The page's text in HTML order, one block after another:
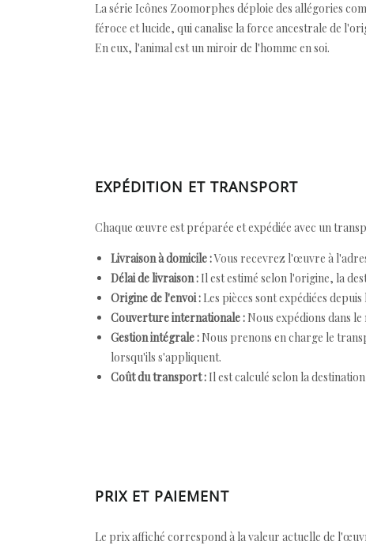
La série Icônes Zoomorphes déploie des allégories
féroce et lucide, qui canalise la force ancestrale de
En eux, l'animal est un miroir de l'homme en soi.
EXPÉDITION ET TRANSPORT
Chaque œuvre est préparée et expédiée avec un
Livraison à domicile :Vous recevrez l'œuvre à
Délai de livraison : Il est estimé selon l'origine, la
Origine de l'envoi : Les pièces sont expédiées
Couverture internationale : Nous expédions dans
Gestion intégrale : Nous prenons en charge le
lorsqu'ils s'appliquent.
Coût du transport : Il est calculé selon la
PRIX ET PAIEMENT
Le prix affiché correspond à la valeur actuelle de